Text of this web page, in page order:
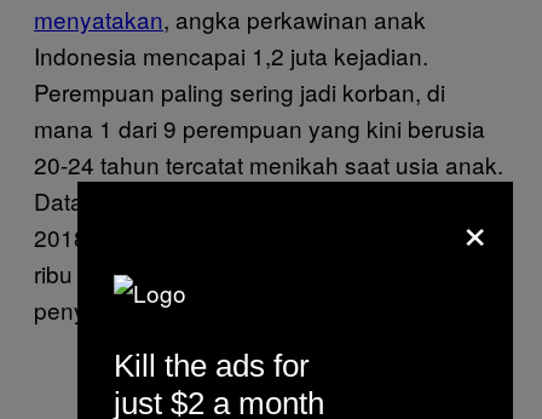
menyatakan, angka perkawinan anak
Indonesia mencapai 1,2 juta kejadian.
Perempuan paling sering jadi korban, di
mana 1 dari 9 perempuan yang kini berusia
20-24 tahun tercatat menikah saat usia anak.
Data Mahkamah Agung mencatat khusus di
2018, angka perkawinan anak
193
ribu kasus. Kalimantan Selatan menjadi
penyumbang seperempat jumlahnya.
×
Kill the ads for
just $2 a month